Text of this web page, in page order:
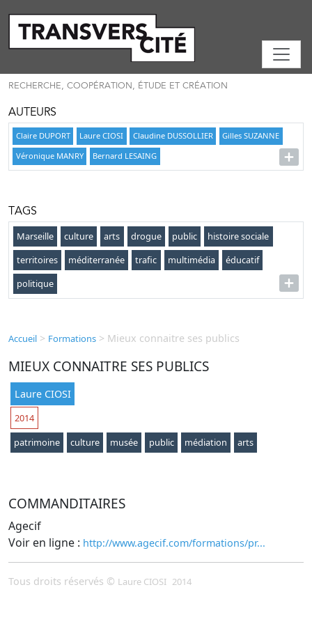
RECHERCHE, COOPÉRATION, ÉTUDE ET CRÉATION
AUTEURS
Claire DUPORT Laure CIOSI Claudine DUSSOLLIER
Gilles SUZANNE
Véronique MANRY
Bernard LESAING
TAGS
Marseille culture arts drogue public
histoire sociale
territoires
méditerranée trafic multimédia
éducatif
politique
Accueil > Formations > Mieux connaitre ses publics
MIEUX CONNAITRE SES PUBLICS
Laure CIOSI
2014
patrimoine
culture musée public médiation arts
COMMANDITAIRES
Agecif
Voir en ligne : http://www.agecif.com/formations/pr...
Tous droits réservés © Laure CIOSI 2014